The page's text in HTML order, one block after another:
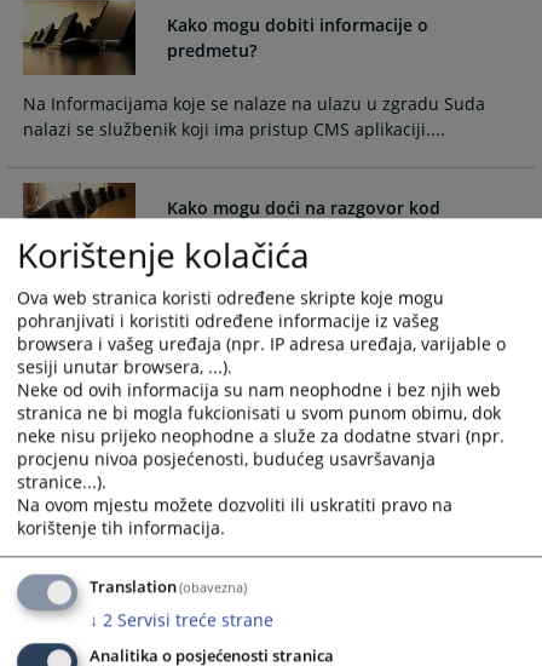
forward
to
interact
with
the
and
select
a
date.
the
question
mark
key
to
get
the
keyboard
shortcuts
changing
dates.
forward
to
with
the
calendar
and
select
a
date.
the
question
mark
key
to
get
the
keyboard
shortcuts
dates.
Kako mogu dobiti informacije o
predmetu?
Na Informacijama koje se nalaze na ulazu u zgradu Suda
nalazi se službenik koji ima pristup CMS aplikaciji....
Kako mogu doći na razgovor kod
Stranke koje žele prijem kod predsjednika suda potrebno je
da podnesu pismeni zahtjev sa navođenjem razloga za
prijem kod predsjednika suda...
Kako mogu doći do sudije u postupku?
Do sudije koji sudi u Vašem postupku nije dozvoljeno dolaziti
bez poziva ili suprotne stranke u postupku...
Kako podnijeti zahtjev za pristup
informacijama?
Korištenje kolačića
Ova web stranica koristi određene skripte koje mogu
pohranjivati i koristiti određene informacije iz vašeg
browsera i vašeg uređaja (npr. IP adresa uređaja, varijable o
sesiji unutar browsera, ...).
Neke od ovih informacija su nam neophodne i bez njih web
stranica ne bi mogla fukcionisati u svom punom obimu, dok
neke nisu prijeko neophodne a služe za dodatne stvari (npr.
procjenu nivoa posjećenosti, budućeg usavršavanja
stranice...).
Na ovom mjestu možete dozvoliti ili uskratiti pravo na
korištenje tih informacija.
Translation(obavezna)
↓ 2 Servisi treće strane
Analitika o posjećenosti stranica